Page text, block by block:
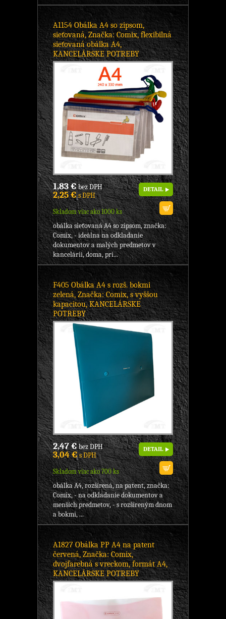
A1154 Obálka A4 so zipsom,
sieťovaná, Značka: Comix, flexibilná
sieťovaná obálka A4,
KANCELÁRSKE POTREBY
1,83 €bez DPH
2,25 €s DPH
Skladom viac ako 1000 ks
DETAIL
obálka sieťovaná A4 so zipsom, značka:
Comix, - ideálna na odkladanie
dokumentov a malých predmetov v
kancelárii, doma, pri...
F405 Obálka A4 s rozš. bokmi
zelená, Značka: Comix, s vyššou
kapacitou, KANCELÁRSKE
POTREBY
2,47 €bez DPH
3,04 €s DPH
Skladom viac ako 700 ks
DETAIL
obálka A4, rozšírená, na patent, značka:
Comix, - na odkladanie dokumentov a
menších predmetov, - s rozšíreným dnom
a bokmi, ...
A1827 Obálka PP A4 na patent
červená, Značka: Comix,
dvojfarebná s vreckom, formát A4,
KANCELÁRSKE POTREBY